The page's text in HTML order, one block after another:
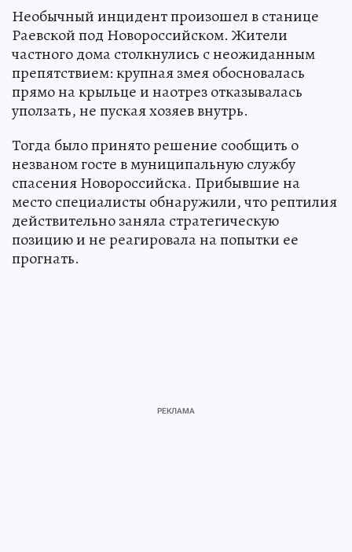
Необычный инцидент произошел в станице
Раевской под Новороссийском. Жители
частного дома столкнулись с неожиданным
препятствием: крупная змея обосновалась
прямо на крыльце и наотрез отказывалась
уползать, не пуская хозяев внутрь.
Тогда было принято решение сообщить о
незваном госте в муниципальную службу
спасения Новороссийска. Прибывшие на
место специалисты обнаружили, что рептилия
действительно заняла стратегическую
позицию и не реагировала на попытки ее
прогнать.